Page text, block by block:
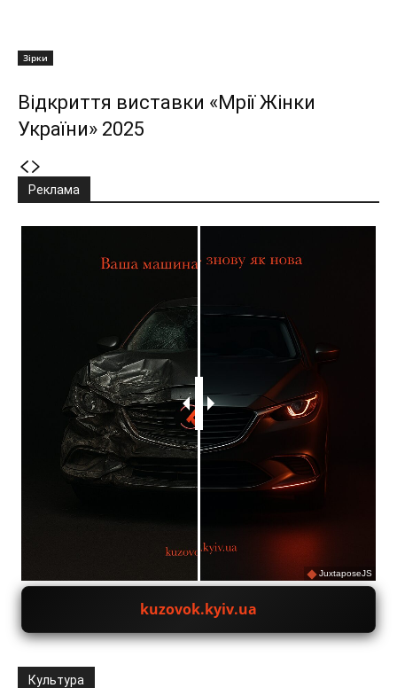
Зірки
Відкриття виставки «Мрії Жінки
України» 2025
Реклама
JuxtaposeJS
kuzovok.kyiv.ua
Культура